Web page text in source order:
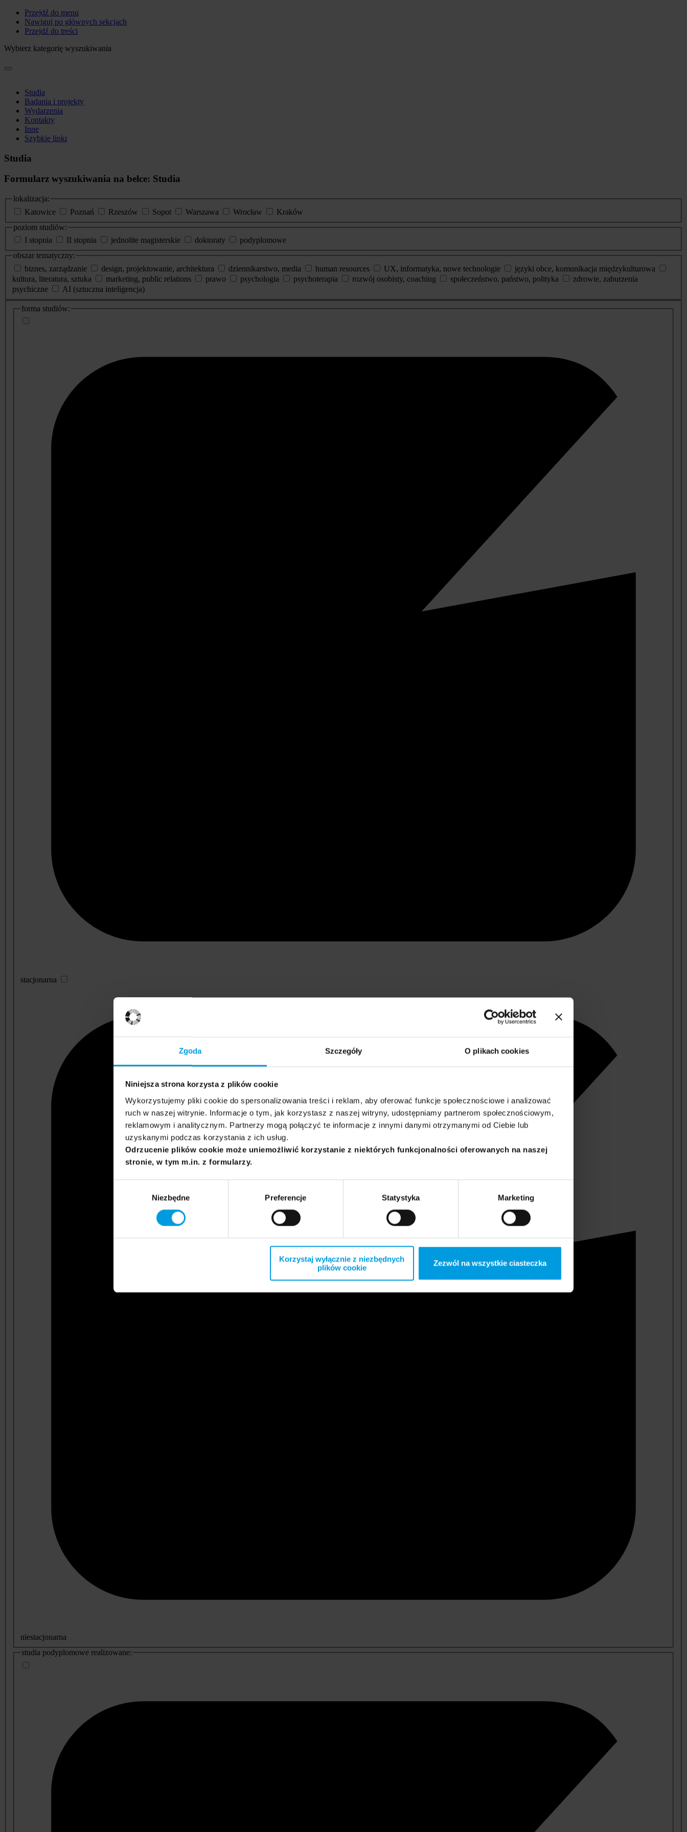
Zgoda Szczegóły O plikach cookies
Niniejsza strona korzysta z plików cookie
Wykorzystujemy pliki cookie do spersonalizowania treści i reklam, aby oferować funkcje społecznościowe i analizować
ruch w naszej witrynie. Informacje o tym, jak korzystasz z naszej witryny, udostępniamy partnerom społecznościowym,
reklamowym i analitycznym. Partnerzy mogą połączyć te informacje z innymi danymi otrzymanymi od Ciebie lub
uzyskanymi podczas korzystania z ich usług.
Odrzucenie plików cookie może uniemożliwić korzystanie z niektórych funkcjonalności oferowanych na naszej
stronie, w tym m.in. z formularzy.
Niezbędne Preferencje Statystyka Marketing
Korzystaj wyłącznie z niezbędnych
plików cookie
Zezwól na wszystkie ciasteczka
Przejdź do menu
Nawiguj po głównych sekcjach
Przejdź do treści
Wybierz kategorię wyszukiwania
Studia
Badania i projekty
Wydarzenia
Kontakty
Inne
Szybkie linki
Studia
Formularz wyszukiwania na belce: Studia
lokalizacja:
Katowice
Poznań Rzeszów Sopot Warszawa Wrocław
Kraków
poziom studiów:
I stopnia
II stopnia jednolite magisterskie doktoraty
podyplomowe
obszar tematyczny:
biznes, zarządzanie
design, projektowanie, architektura dziennikarstwo, media human resources UX, informatyka, nowe technologie
języki obce, komunikacja międzykulturowa
kultura, literatura, sztuka
marketing, public relations prawo psychologia psychoterapia rozwój osobisty, coaching społeczeństwo, państwo, polityka
zdrowie, zaburzenia
psychiczne
AI (sztuczna inteligencja)
dodatkowe
informacje
forma studiów:
stacjonarna
niestacjonarna
studia podyplomowe realizowane: